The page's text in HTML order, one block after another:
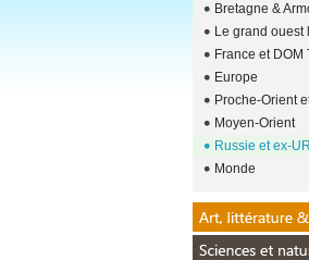
Bretagne &
Le grand ouest
France et DOM
Europe
Proche-Orient
Moyen-Orient
Russie et ex-
Monde